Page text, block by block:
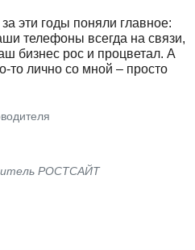
эти годы поняли главное:
телефоны всегда на связи,
бизнес рос и процветал. А
то лично со мной – просто
РОСТСАЙТ